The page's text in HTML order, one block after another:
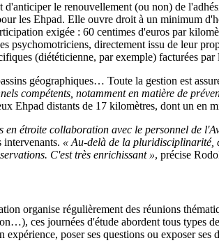
le renouvellement (ou non) de
les Ehpad. Elle ouvre droit à un minimum
exigée : 60 centimes d'euros par
psychomotriciens, directement issu de leur
(diététicienne, par exemple) facturées par
géographiques… Toute la gestion est
compétents, notamment en matière de
Ehpad distants de 17 kilomètres, dont un en
en étroite collaboration avec le personnel de
intervenants. « Au-delà de la pluridisciplinarité,
C'est très enrichissant », précise
organise régulièrement des réunions
ces journées d'étude abordent tous
poser ses questions ou exposer ses